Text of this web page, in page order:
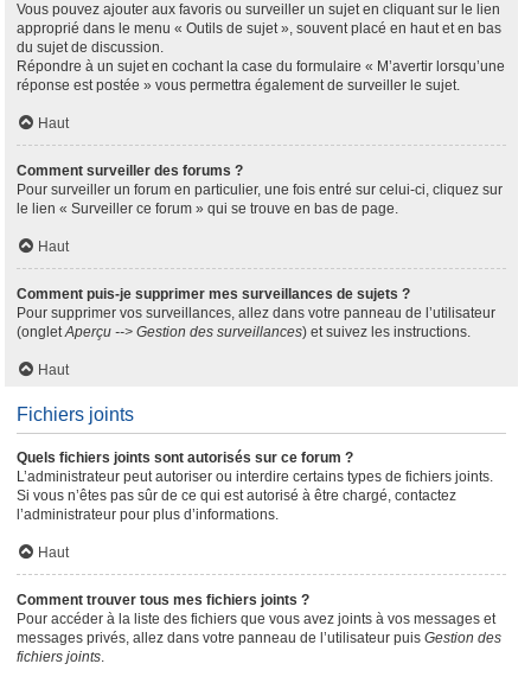
Vous pouvez ajouter aux favoris ou surveiller un sujet en cliquant sur le lien
approprié dans le menu « Outils de sujet », souvent placé en haut et en bas
du sujet de discussion.
Répondre à un sujet en cochant la case du formulaire « M’avertir lorsqu’une
réponse est postée » vous permettra également de surveiller le sujet.
Haut
Comment surveiller des forums ?
Pour surveiller un forum en particulier, une fois entré sur celui-ci, cliquez sur
le lien « Surveiller ce forum » qui se trouve en bas de page.
Haut
Comment puis-je supprimer mes surveillances de sujets ?
Pour supprimer vos surveillances, allez dans votre panneau de l’utilisateur
(ongletAperçu --> Gestion des surveillances) et suivez les instructions.
Haut
Fichiers joints
Quels fichiers joints sont autorisés sur ce forum ?
L’administrateur peut autoriser ou interdire certains types de fichiers joints.
Si vous n’êtes pas sûr de ce qui est autorisé à être chargé, contactez
l’administrateur pour plus d’informations.
Haut
Comment trouver tous mes fichiers joints ?
Pour accéder à la liste des fichiers que vous avez joints à vos messages et
messages privés, allez dans votre panneau de l’utilisateur puis Gestion des
fichiers joints.